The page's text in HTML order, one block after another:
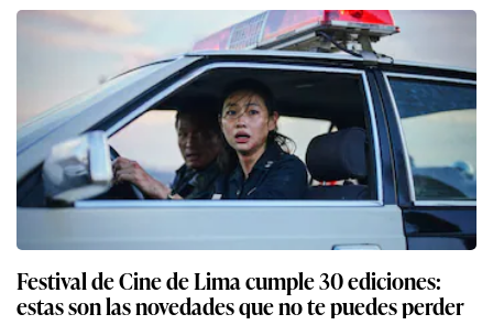
Festival de Cine de Lima cumple 30 ediciones:
estas son las novedades que no te puedes perder